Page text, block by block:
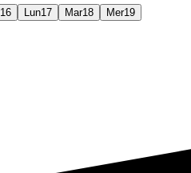
16 Lun17 Mar18 Mer19